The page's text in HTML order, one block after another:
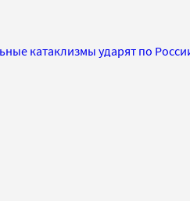
катаклизмы ударят по